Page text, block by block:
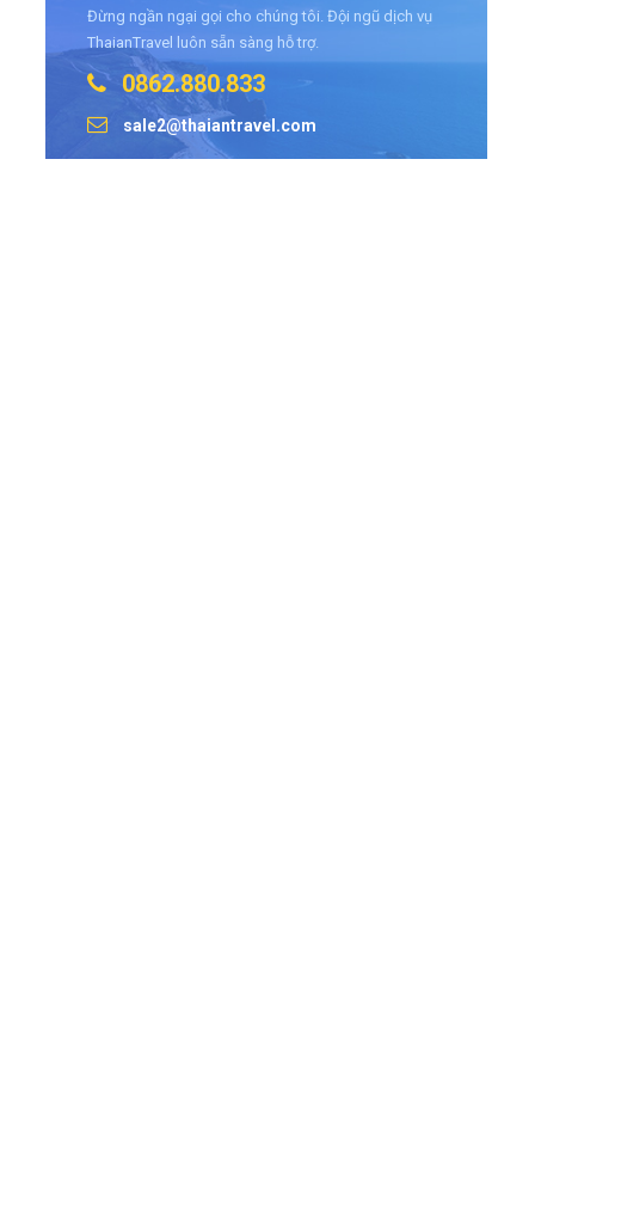
Đừng ngần ngại gọi cho chúng tôi. Đội ngũ dịch vụ
ThaianTravel luôn sẵn sàng hỗ trợ.
0862.880.833
sale2@thaiantravel.com